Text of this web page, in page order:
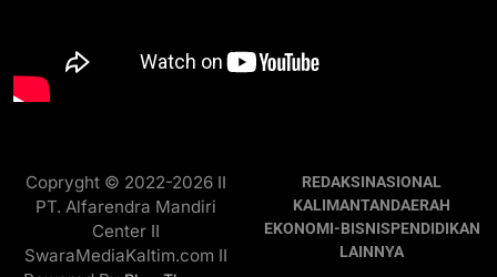
Copryght © 2022-2026 II
PT. Alfarendra Mandiri
Center II
SwaraMediaKaltim.com II
REDAKSINASIONAL
KALIMANTANDAERAH
EKONOMI-BISNISPENDIDIKAN
LAINNYA